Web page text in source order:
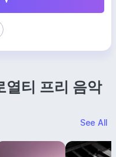
티 프리 음악
See All